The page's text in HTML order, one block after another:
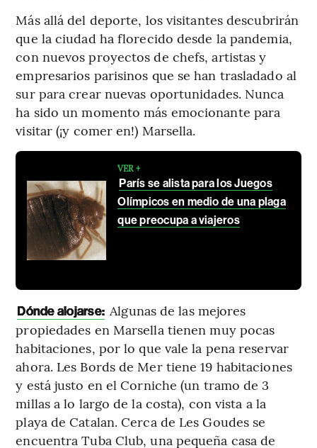
Más allá del deporte, los visitantes descubrirán
que la ciudad ha florecido desde la pandemia,
con nuevos proyectos de chefs, artistas y
empresarios parisinos que se han trasladado al
sur para crear nuevas oportunidades. Nunca
ha sido un momento más emocionante para
visitar (¡y comer en!) Marsella.
VER +
París se alista para los Juegos
Olímpicos en medio de una plaga
que preocupa a viajeros
Dónde alojarse: Algunas de las mejores
propiedades en Marsella tienen muy pocas
habitaciones, por lo que vale la pena reservar
ahora. Les Bords de Mer tiene 19 habitaciones
y está justo en el Corniche (un tramo de 3
millas a lo largo de la costa), con vista a la
playa de Catalan. Cerca de Les Goudes se
encuentra Tuba Club, una pequeña casa de